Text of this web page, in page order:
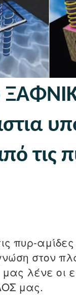
τις
πυρ-
στον
μας λένε οι
μας.